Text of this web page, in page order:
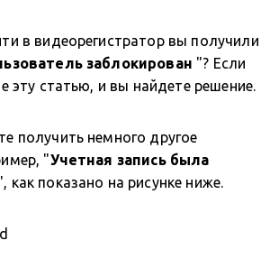
в видеорегистратор вы получили
заблокирован "? Если
эту статью, и вы найдете решение.
получить немного другое
"Учетная запись была
как показано на рисунке ниже.